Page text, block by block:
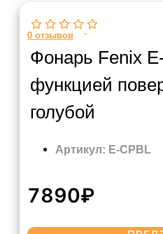
0 отзывов
Фонарь Fenix
функцией
голубой
Артикул: E-CPBL
7890₽